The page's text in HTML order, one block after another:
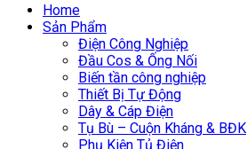
Home
Sản Phẩm
Điện Công Nghiệp
Đầu Cos & Ống Nối
Biến tần công nghiệp
Thiết Bị Tự Động
Dây & Cáp Điện
Tụ Bù – Cuộn Kháng & BĐK
Phụ Kiện Tủ Điện